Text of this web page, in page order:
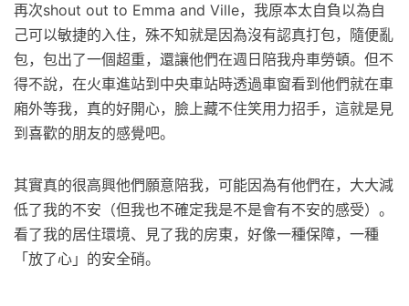
再次shout out to Emma and Ville，我原本太自負以為自
己可以敏捷的入住，殊不知就是因為沒有認真打包，隨便亂
包，包出了一個超重，還讓他們在週日陪我舟車勞頓。但不
得不說，在火車進站到中央車站時透過車窗看到他們就在車
廂外等我，真的好開心，臉上藏不住笑用力招手，這就是見
到喜歡的朋友的感覺吧。
其實真的很高興他們願意陪我，可能因為有他們在，大大減
低了我的不安（但我也不確定我是不是會有不安的感受）。
看了我的居住環境、見了我的房東，好像一種保障，一種
「放了心」的安全硝。